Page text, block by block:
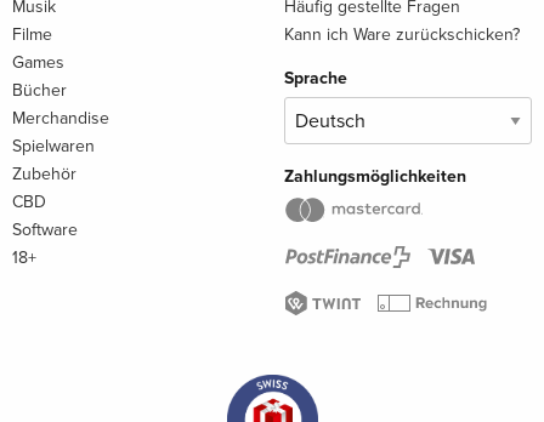
Musik
Filme
Games
Bücher
Merchandise
Spielwaren
Zubehör
CBD
Software
18+
Häufig gestellte Fragen
Kann ich Ware zurückschicken?
Sprache
Zahlungsmöglichkeiten